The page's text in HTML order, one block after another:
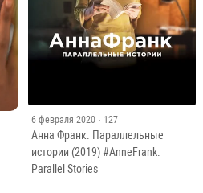
6 февраля 2020 · 127
Анна Франк. Параллельные
истории (2019) #AnneFrank.
Parallel Stories